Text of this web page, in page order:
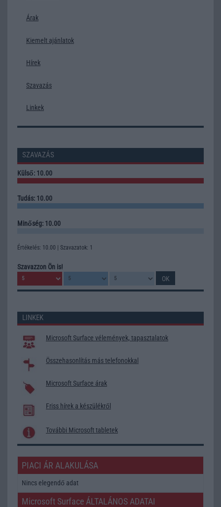
Árak
Kiemelt ajánlatok
Hírek
Szavazás
Linkek
SZAVAZÁS
Külső: 10.00
Tudás: 10.00
Minőség: 10.00
Értékelés: 10.00 | Szavazatok: 1
Szavazzon Ön is!
LINKEK
Microsoft Surface vélemények, tapasztalatok
Összehasonlítás más telefonokkal
Microsoft Surface árak
Friss hírek a készülékről
További Microsoft tabletek
PIACI ÁR ALAKULÁSA
Nincs elegendő adat
Microsoft Surface ÁLTALÁNOS ADATAI